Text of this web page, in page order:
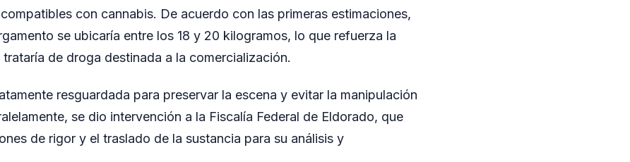
con cannabis. De acuerdo con las primeras estimaciones,
se ubicaría entre los 18 y 20 kilogramos, lo que refuerza la
de droga destinada a la comercialización.
resguardada para preservar la escena y evitar la manipulación
se dio intervención a la Fiscalía Federal de Eldorado, que
de rigor y el traslado de la sustancia para su análisis y